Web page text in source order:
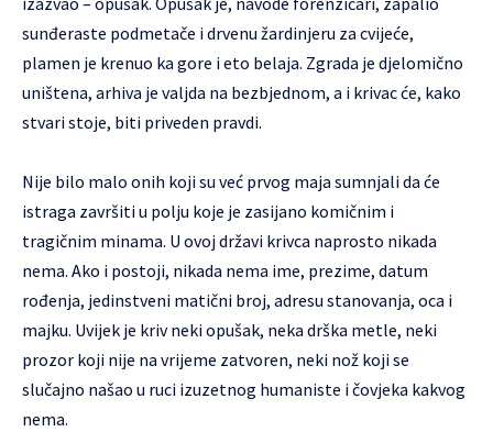
sunđeraste podmetače i drvenu žardinjeru za cvijeće,
plamen je krenuo ka gore i eto belaja. Zgrada je djelomično
uništena, arhiva je valjda na bezbjednom, a i krivac će, kako
stvari stoje, biti priveden pravdi.
Nije bilo malo onih koji su već prvog maja sumnjali da će
istraga završiti u polju koje je zasijano komičnim i
tragičnim minama. U ovoj državi krivca naprosto nikada
nema. Ako i postoji, nikada nema ime, prezime, datum
rođenja, jedinstveni matični broj, adresu stanovanja, oca i
majku. Uvijek je kriv neki opušak, neka drška metle, neki
prozor koji nije na vrijeme zatvoren, neki nož koji se
slučajno našao u ruci izuzetnog humaniste i čovjeka kakvog
nema.